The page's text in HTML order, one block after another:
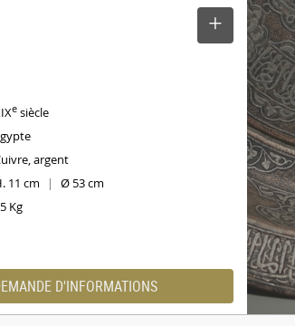
e siècle
argent
11 cm | Ø 53 cm
Kg
D'INFORMATIONS